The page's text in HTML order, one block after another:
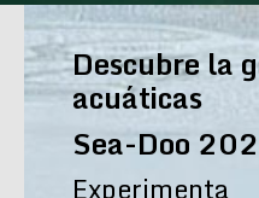
Descubre la
acuáticas
Sea-Doo